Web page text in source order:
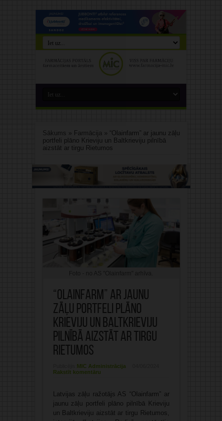
Sākums » Farmācija» “Olainfarm” ar jaunu zāļu
portfeli plāno Krieviju un Baltkrieviju pilnībā
aizstāt ar tirgu Rietumos
“Olainfarm” ar jaunu
zāļu portfeli plāno
Krieviju un Baltkrieviju
pilnībā aizstāt ar tirgu
Rietumos
MIC Administrācija
Rakstīt komentāru
Latvijas zāļu ražotājs AS “Olainfarm” ar
jaunu zāļu portfeli plāno pilnībā Krieviju
un Baltkrieviju aizstāt ar tirgu Rietumos,